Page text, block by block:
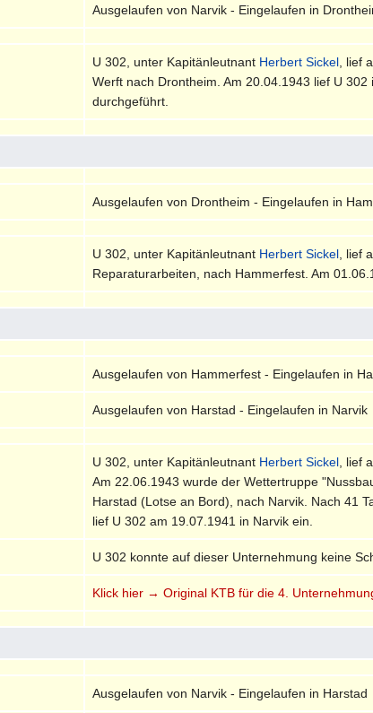
Ausgelaufen von Narvik - Eingelaufen in
U 302, unter Kapitänleutnant Herbert Sickel , lief
Werft nach Drontheim. Am 20.04.1943 lief U
durchgeführt.
Ausgelaufen von Drontheim - Eingelaufen in
U 302, unter Kapitänleutnant Herbert Sickel , lief
Reparaturarbeiten, nach Hammerfest. Am
Ausgelaufen von Hammerfest - Eingelaufen in
Ausgelaufen von Harstad - Eingelaufen in Narvik
U 302, unter Kapitänleutnant Herbert Sickel , lief
Am 22.06.1943 wurde der Wettertruppe
Harstad (Lotse an Bord), nach Narvik. Nach 41
lief U 302 am 19.07.1941 in Narvik ein.
U 302 konnte auf dieser Unternehmung keine
Klick hier → Original KTB für die 4.
Ausgelaufen von Narvik - Eingelaufen in Harstad